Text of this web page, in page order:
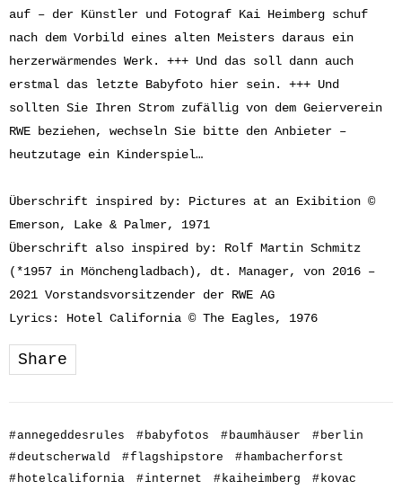
auf – der Künstler und Fotograf Kai Heimberg schuf
nach dem Vorbild eines alten Meisters daraus ein
herzerwärmendes Werk. +++ Und das soll dann auch
erstmal das letzte Babyfoto hier sein. +++ Und
sollten Sie Ihren Strom zufällig von dem Geierverein
RWE beziehen, wechseln Sie bitte den Anbieter –
heutzutage ein Kinderspiel…
Überschrift inspired by: Pictures at an Exibition ©
Emerson, Lake & Palmer, 1971
Überschrift also inspired by: Rolf Martin Schmitz
(*1957 in Mönchengladbach), dt. Manager, von 2016 –
2021 Vorstandsvorsitzender der RWE AG
Lyrics: Hotel California © The Eagles, 1976
Share
#annegeddesrules #babyfotos #baumhäuser #berlin
#deutscherwald #flagshipstore #hambacherforst
#hotelcalifornia #internet #kaiheimberg #kovac